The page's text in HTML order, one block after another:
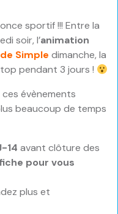
sportif !!! Entre la
soir, l’animation
Simple dimanche, la
pendant 3 jours !
évènements
beaucoup de temps
14 avant clôture des
pour vous
plus et